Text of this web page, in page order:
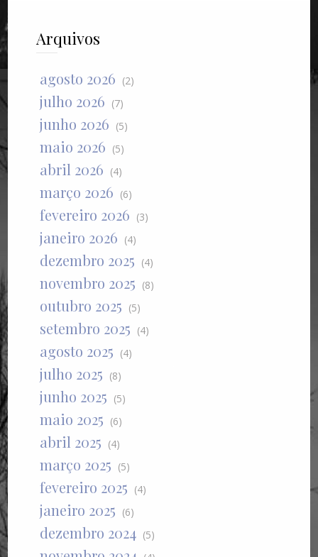
Arquivos
agosto 2026 (2)
julho 2026 (7)
junho 2026 (5)
maio 2026 (5)
abril 2026 (4)
março 2026 (6)
fevereiro 2026 (3)
janeiro 2026 (4)
dezembro 2025 (4)
novembro 2025 (8)
outubro 2025 (5)
setembro 2025 (4)
agosto 2025 (4)
julho 2025 (8)
junho 2025 (5)
maio 2025 (6)
abril 2025 (4)
março 2025 (5)
fevereiro 2025 (4)
janeiro 2025 (6)
dezembro 2024 (5)